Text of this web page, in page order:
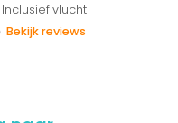
vlucht
Bekijk reviews